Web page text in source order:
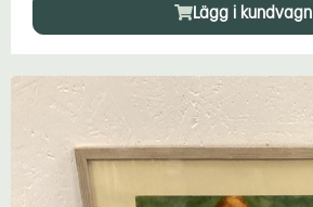
Lägg i kundvagn